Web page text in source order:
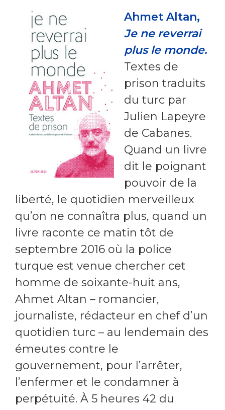
Ahmet Altan,
Je ne reverrai
plus le monde.
Textes de
prison traduits
du turc par
Julien Lapeyre
de Cabanes.
Quand un livre
dit le poignant
pouvoir de la
liberté, le quotidien merveilleux
qu’on ne connaîtra plus, quand un
livre raconte ce matin tôt de
septembre 2016 où la police
turque est venue chercher cet
homme de soixante-huit ans,
Ahmet Altan – romancier,
journaliste, rédacteur en chef d’un
quotidien turc – au lendemain des
émeutes contre le
gouvernement, pour l’arrêter,
l’enfermer et le condamner à
perpétuité. À 5 heures 42 du